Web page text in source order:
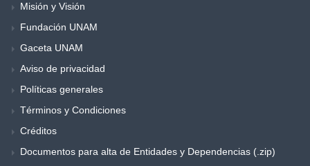
Misión y Visión
Fundación UNAM
Gaceta UNAM
Aviso de privacidad
Políticas generales
Términos y Condiciones
Créditos
Documentos para alta de Entidades y Dependencias (.zip)